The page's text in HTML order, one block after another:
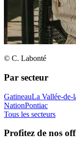
© C. Labonté
Par secteur
GatineauLa Vallée-de-
NationPontiac
Tous les secteurs
Profitez de nos